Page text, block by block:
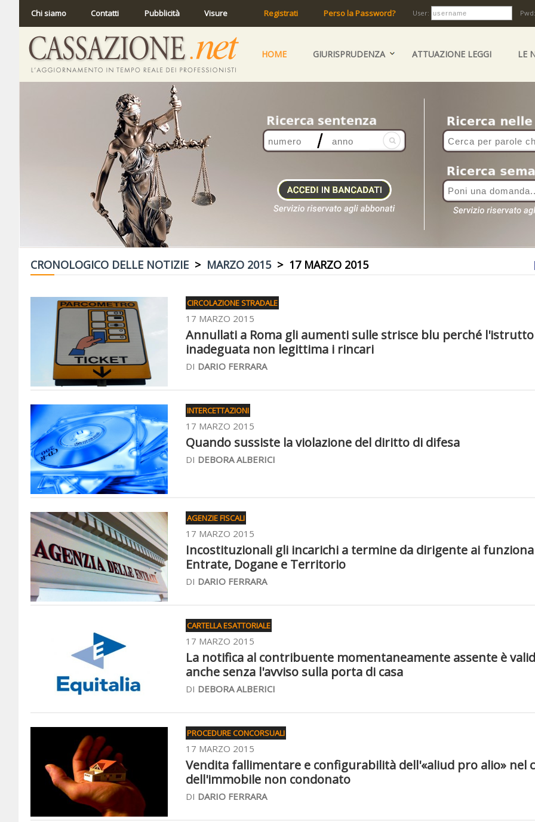
Chi siamo Contatti Pubblicità Visure Registrati Perso la Password? User:
HOME GIURISPRUDENZA ATTUAZIONE LEGGI LE
CRONOLOGICO DELLE NOTIZIE > MARZO 2015> 17 MARZO 2015
CIRCOLAZIONE STRADALE
17 MARZO 2015
Annullati a Roma gli aumenti sulle strisce blu perché
inadeguata non legittima i rincari
DI DARIO FERRARA
INTERCETTAZIONI
17 MARZO 2015
Quando sussiste la violazione del diritto di difesa
DI DEBORA ALBERICI
AGENZIE FISCALI
17 MARZO 2015
Incostituzionali gli incarichi a termine da dirigente ai
Entrate, Dogane e Territorio
DI DARIO FERRARA
CARTELLA ESATTORIALE
17 MARZO 2015
La notifica al contribuente momentaneamente assente è
anche senza l'avviso sulla porta di casa
DI DEBORA ALBERICI
PROCEDURE CONCORSUALI
17 MARZO 2015
Vendita fallimentare e configurabilità dell'«aliud pro alio» nel
dell'immobile non condonato
DI DARIO FERRARA